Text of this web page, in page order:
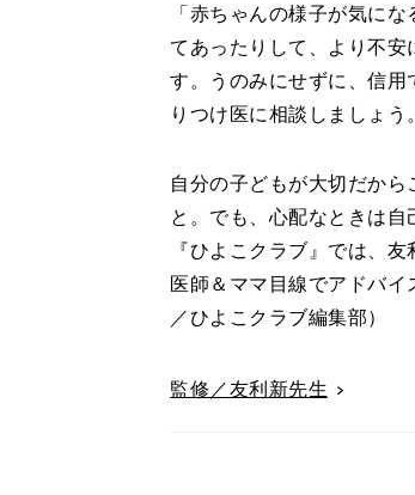
「赤ちゃんの様子が気に
てあったりして、より不
す。うのみにせずに、信
りつけ医に相談しましょ
自分の子どもが大切だか
と。でも、心配なときは
『ひよこクラブ』では、
医師＆ママ目線でアドバ
／ひよこクラブ編集部）
監修／友利新先生